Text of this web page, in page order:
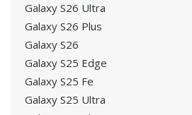
Galaxy S26 Ultra
Galaxy S26 Plus
Galaxy S26
Galaxy S25 Edge
Galaxy S25 Fe
Galaxy S25 Ultra